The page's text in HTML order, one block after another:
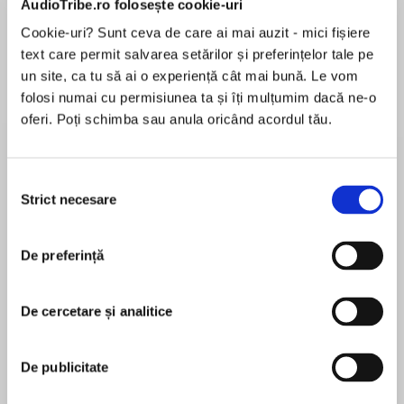
AudioTribe.ro folosește cookie-uri
Cookie-uri? Sunt ceva de care ai mai auzit - mici fișiere
text care permit salvarea setărilor și preferințelor tale pe
un site, ca tu să ai o experiență cât mai bună. Le vom
folosi numai cu permisiunea ta și îți mulțumim dacă ne-o
oferi. Poți schimba sau anula oricând acordul tău.
consimțământului
Strict necesare
De preferință
De cercetare și analitice
De publicitate
Desprecarte
In the tone of The Hobbit, comes the first
thrilling story in an epic fantasy adventure, from
Fourteen-year-old Oland Born lives in dark
times, in a world ruled by evil tyrant, Vilius Ren.
Vilius and his fearsome, bloodthirsty army have
wrecked the prosperous kingdom of Decresian,
has been kept as Vilius’s servant in grim Castle
Derrington, and he knows little about his past –
or why Vilius keeps such a sharp, close eye on
him.
pentru această carte
Alex Barclay lives in County Cork, Ireland. She is